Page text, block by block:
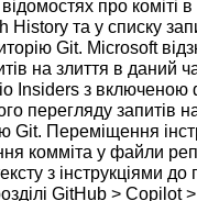
про коміті в
History та у списку
Git. Microsoft
на злиття в даний
Insiders з включеною
перегляду запитів
Git. Переміщення
комміта у файли
з інструкціями
GitHub > Copilot